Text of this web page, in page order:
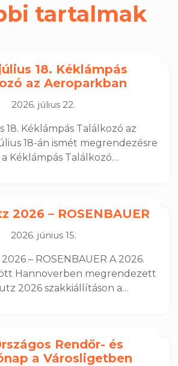
tartalmak
18. Kéklámpás
az Aeroparkban
2026. július 22.
18. Kéklámpás Találkozó az
18-án ismét megrendezésre
Kéklámpás Találkozó…
2026 – ROSENBAUER
2026. június 15.
– ROSENBAUER A 2026.
Hannoverben megrendezett
2026 szakkiállításon a…
Rendőr- és
a Városligetben